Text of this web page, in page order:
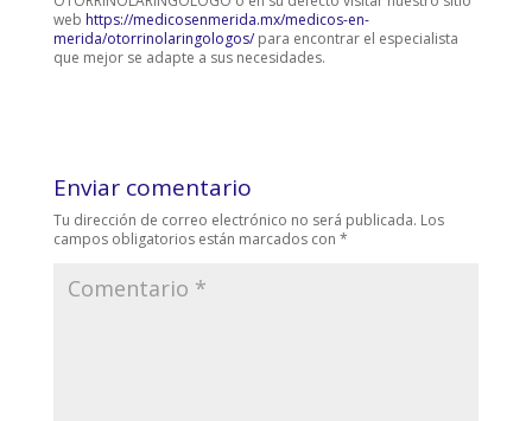
web https://medicosenmerida.mx/medicos-en-
merida/otorrinolaringologos/para encontrar el especialista
que mejor se adapte a sus necesidades.
Enviar comentario
Tu dirección de correo electrónico no será publicada. Los
campos obligatorios están marcados con *